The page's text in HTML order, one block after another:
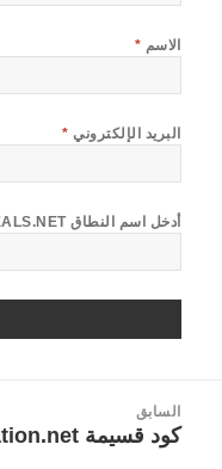
الاسم *
البريد الإلكتروني *
أدخل اسم النطاق SHAREDEALS.NET
المقالاتالسابق
المقالة
كود قسيمة StarRegistration.net